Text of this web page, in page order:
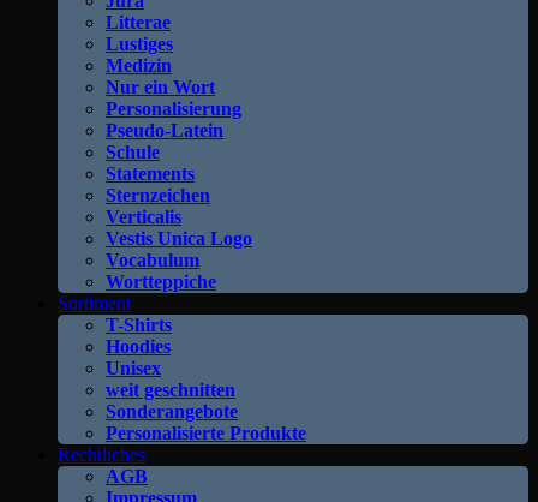
Litterae
Lustiges
Medizin
Nur ein Wort
Personalisierung
Pseudo-Latein
Schule
Statements
Sternzeichen
Verticalis
Vestis Unica Logo
Vocabulum
Wortteppiche
Sortiment
T-Shirts
Hoodies
Unisex
weit geschnitten
Sonderangebote
Personalisierte Produkte
Rechtliches
AGB
Impressum